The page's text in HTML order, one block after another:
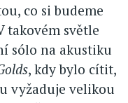
co si budeme
takovém světle
sólo na akustiku
, kdy bylo cítit,
vyžaduje velikou